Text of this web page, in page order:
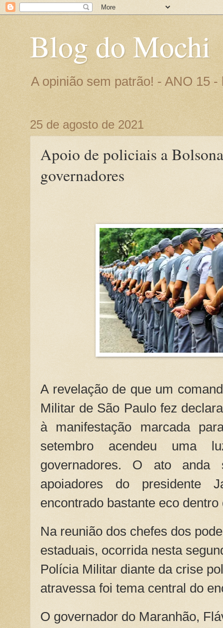
Blog do Mochi
A opinião sem patrão! - ANO 15
25 de agosto de 2021
Apoio de policiais a
governadores
A revelação de que um
Militar de São Paulo fez
à manifestação marcada
setembro acendeu uma
governadores. O ato anda
apoiadores do presidente
encontrado bastante eco
Na reunião dos chefes dos
estaduais, ocorrida nesta
Polícia Militar diante da crise
atravessa foi tema central do
O governador do Maranhão,